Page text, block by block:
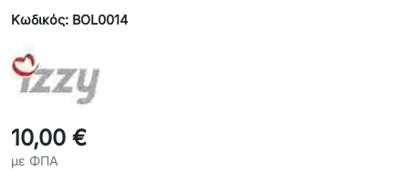
Κωδικός: BOL0014
10,00 €
με ΦΠΑ